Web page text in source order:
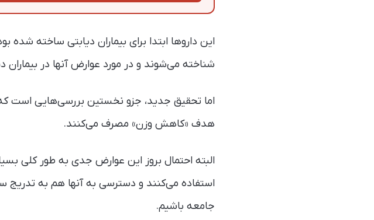
شناخته می‌شوند و در مورد عوارض آنها در
اما تحقیق جدید، جزو نخستین بررسی‌هایی است که
هدف «کاهش وزن» مصرف می‌کنند.
البته احتمال بروز این عوارض جدی به طور کلی
استفاده می‌کنند و دسترسی به آنها هم به
جامعه باشیم.